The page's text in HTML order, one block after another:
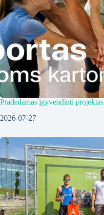
Pradedamas įgyvendinti
2026-07-27